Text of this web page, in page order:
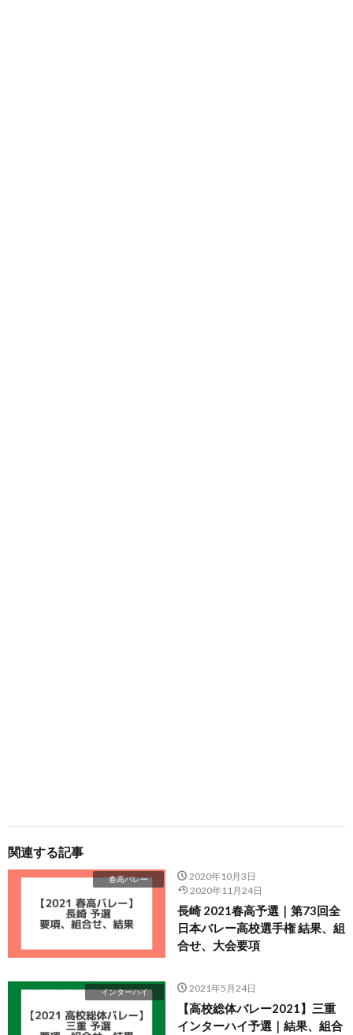
関連する記事
春高バレー
2020年10月3日
2020年11月24日
長崎 2021春高予選｜第73回全
日本バレー高校選手権 結果、組
合せ、大会要項
インターハイ 2021年5月24日
【高校総体バレー2021】三重
インターハイ予選｜結果、組合